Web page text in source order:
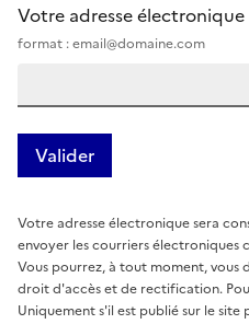
Votre adresse électronique
format : email@domaine.com
Votre adresse électronique sera
envoyer les courriers électroniques
Vous pourrez, à tout moment, vous
droit d'accès et de rectification.
Uniquement s'il est publié sur le site